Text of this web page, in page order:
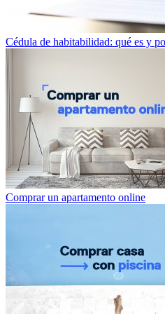
Cédula de habitabilidad: qué es y
Comprar un apartamento online